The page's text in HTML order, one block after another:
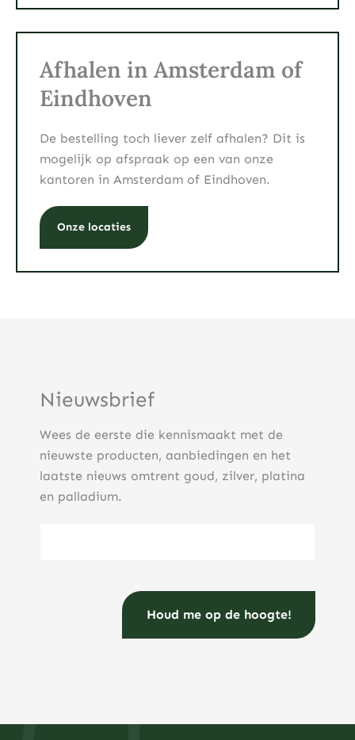
Afhalen in Amsterdam of
Eindhoven
De bestelling toch liever zelf afhalen? Dit is
mogelijk op afspraak op een van onze
kantoren in Amsterdam of Eindhoven.
Onze locaties
Nieuwsbrief
Wees de eerste die kennismaakt met de
nieuwste producten, aanbiedingen en het
laatste nieuws omtrent goud, zilver, platina
en palladium.